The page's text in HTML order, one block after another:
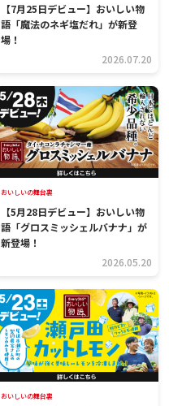
【7月25日デビュー】おいしい物
語「魔法のネギ塩だれ」が新登
場！
2026.07.20
おいしいの舞台裏
【5月28日デビュー】おいしい物
語「グロスミッシェルバナナ」が
新登場！
2026.05.20
おいしいの舞台裏